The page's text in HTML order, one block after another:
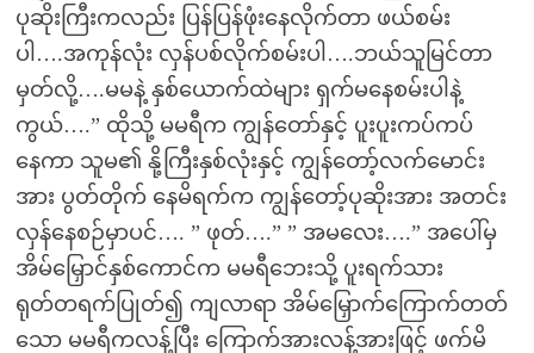
ပုဆိုးကြီးကလည်း ပြန်ပြန်ဖုံးနေလိုက်တာ ဖယ်စမ်း
ပါ….အကုန်လုံး လှန်ပစ်လိုက်စမ်းပါ….ဘယ်သူမြင်တာ
မှတ်လို့….မမနဲ့ နှစ်ယောက်ထဲများ ရှက်မနေစမ်းပါနဲ့
ကွယ်….” ထိုသို့ မမရီက ကျွန်တော်နှင့် ပူးပူးကပ်ကပ်
နေကာ သူမ၏ နို့ကြီးနှစ်လုံးနှင့် ကျွန်တော့်လက်မောင်း
အား ပွတ်တိုက် နေမိရက်က ကျွန်တော့်ပုဆိုးအား အတင်း
လှန်နေစဉ်မှာပင်…. ” ဖုတ်….” ” အမလေး….” အပေါ်မှ
အိမ်မြှောင်နှစ်ကောင်က မမရီဘေးသို့ ပူးရက်သား
ရုတ်တရက်ပြုတ်၍ ကျလာရာ အိမ်မြှောက်ကြောက်တတ်
သော မမရီကလန့်ပြီး ကြောက်အားလန့်အားဖြင့် ဖက်မိ